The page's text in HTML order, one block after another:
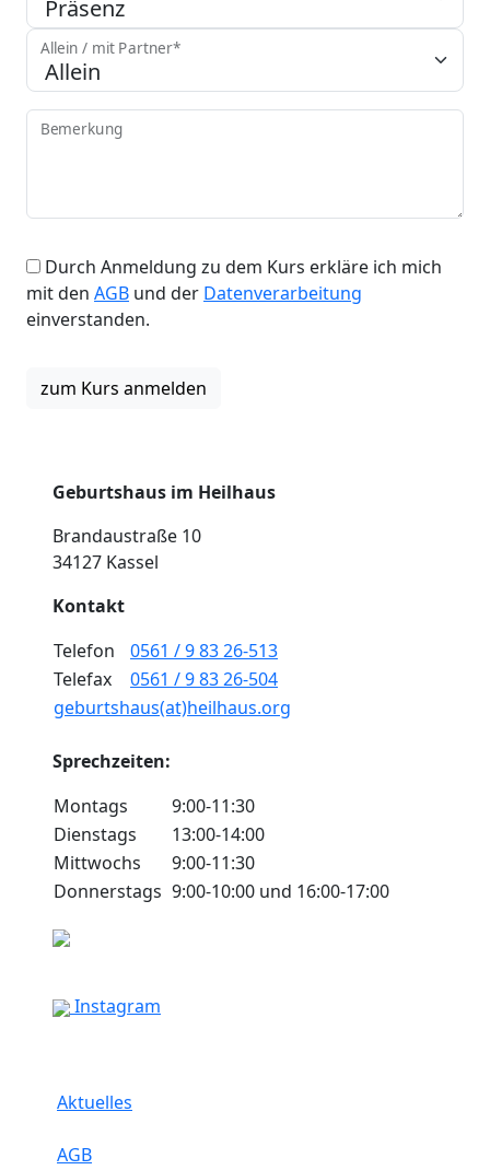
Allein / mit Partner*
Bemerkung
Durch Anmeldung zu dem Kurs erkläre ich mich
mit den AGB und der Datenverarbeitung
einverstanden.
Geburtshaus im Heilhaus
Brandaustraße 10
34127 Kassel
Kontakt
Telefon
0561 / 9 83 26-513
Telefax
0561 / 9 83 26-504
geburtshaus(at)heilhaus.org
Sprechzeiten:
Montags
9:00-11:30
Dienstags
13:00-14:00
Mittwochs
9:00-11:30
Donnerstags 9:00-10:00 und 16:00-17:00
Instagram
Aktuelles
AGB